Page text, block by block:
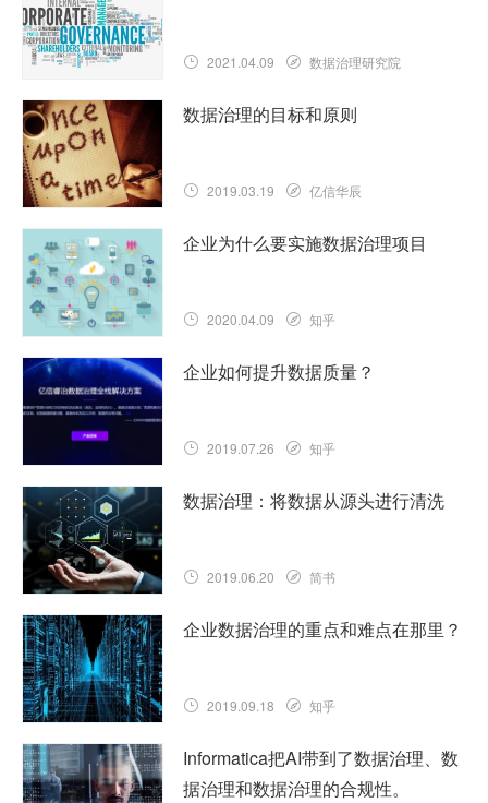
2021.04.09 数据治理研究院
数据治理的目标和原则
2019.03.19 亿信华辰
企业为什么要实施数据治理项目
2020.04.09 知乎
企业如何提升数据质量？
2019.07.26 知乎
数据治理：将数据从源头进行清洗
2019.06.20 简书
企业数据治理的重点和难点在那里？
2019.09.18 知乎
Informatica把AI带到了数据治理、数
据治理和数据治理的合规性。